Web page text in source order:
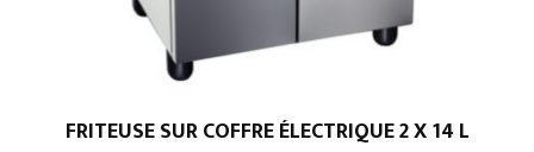
FRITEUSE SUR COFFRE ÉLECTRIQUE 2 X 14 L